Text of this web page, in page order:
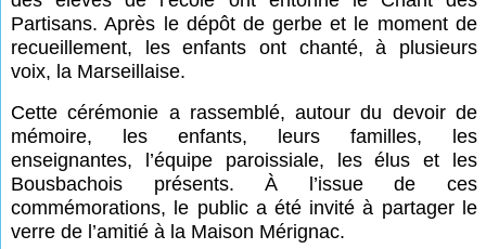
Partisans. Après le dépôt de gerbe et le moment de
recueillement, les enfants ont chanté, à plusieurs
voix, la Marseillaise.
Cette cérémonie a rassemblé, autour du devoir de
mémoire, les enfants, leurs familles, les
enseignantes, l’équipe paroissiale, les élus et les
Bousbachois présents. À l’issue de ces
commémorations, le public a été invité à partager le
verre de l’amitié à la Maison Mérignac.